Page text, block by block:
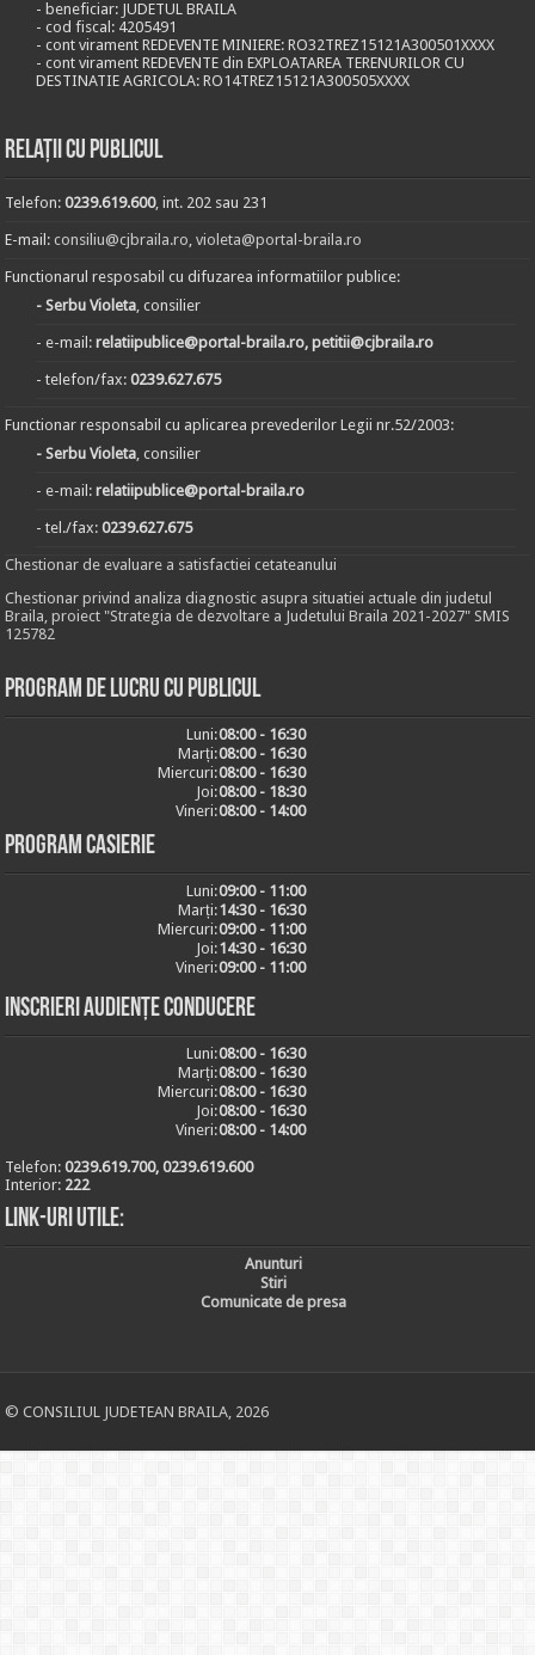
- beneficiar: JUDETUL BRAILA
- cod fiscal: 4205491
- cont virament REDEVENTE MINIERE: RO32TREZ15121A300501XXXX
- cont virament REDEVENTE din EXPLOATAREA TERENURILOR CU
DESTINATIE AGRICOLA: RO14TREZ15121A300505XXXX
Relații cu publicul
Telefon:0239.619.600, int. 202 sau 231
E-mail:consiliu@cjbraila.ro,violeta@portal-braila.ro
Functionarul resposabil cu difuzarea informatiilor publice:
- Serbu Violeta, consilier
- e-mail:relatiipublice@portal-braila.ro, petitii@cjbraila.ro
- telefon/fax:0239.627.675
Functionar responsabil cu aplicarea prevederilor Legii nr.52/2003:
- Serbu Violeta, consilier
- e-mail:relatiipublice@portal-braila.ro
- tel./fax:0239.627.675
Chestionar de evaluare a satisfactiei cetateanului
Chestionar privind analiza diagnostic asupra situatiei actuale din judetul
Braila, proiect "Strategia de dezvoltare a Judetului Braila 2021-2027" SMIS
125782
Program de lucru cu publicul
Luni:08:00 - 16:30
Marți:08:00 - 16:30
Miercuri:08:00 - 16:30
Joi:08:00 - 18:30
Vineri:08:00 - 14:00
Program casierie
Luni:09:00 - 11:00
Marți:14:30 - 16:30
Miercuri:09:00 - 11:00
Joi:14:30 - 16:30
Vineri:09:00 - 11:00
Inscrieri audiențe conducere
Luni:08:00 - 16:30
Marți:08:00 - 16:30
Miercuri:08:00 - 16:30
Joi:08:00 - 16:30
Vineri:08:00 - 14:00
Telefon:0239.619.700, 0239.619.600
Interior: 222
Link-uri utile:
Anunturi
Stiri
Comunicate de presa
© CONSILIUL JUDETEAN BRAILA, 2026